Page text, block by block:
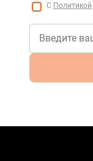
С Политикой